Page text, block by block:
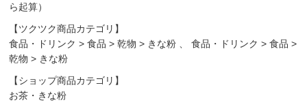
ら起算）
【ツクツク商品カテゴリ】
食品・ドリンク >食品 >乾物 > きな粉 、食品・ドリンク >食品 >
乾物 > きな粉
【ショップ商品カテゴリ】
お茶・きな粉